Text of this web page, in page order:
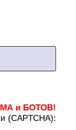
и БОТОВ!
(CAPTCHA):